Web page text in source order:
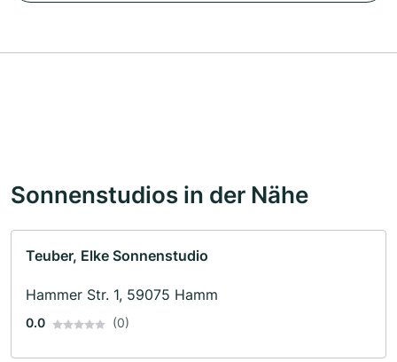
Sonnenstudios in der Nähe
Teuber, Elke Sonnenstudio
Hammer Str. 1, 59075 Hamm
0.0 (0)